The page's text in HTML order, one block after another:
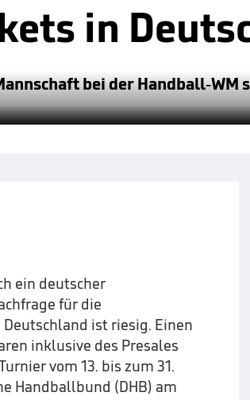
in
bei der Handball-WM
ein deutscher
für die
ist riesig. Einen
inklusive des Presales
vom 13. bis zum 31.
Handballbund (DHB) am